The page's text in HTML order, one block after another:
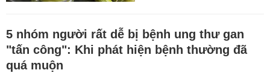
5 nhóm người rất dễ bị bệnh ung thư gan
"tấn công": Khi phát hiện bệnh thường đã
quá muộn